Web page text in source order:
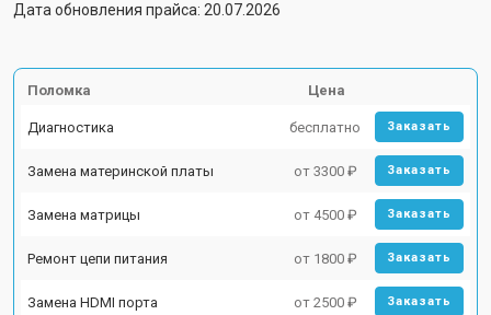
Дата обновления прайса: 20.07.2026
Поломка Цена
Диагностика бесплатно Заказать
Замена материнской платы от 3300 ₽ Заказать
Замена матрицы от 4500 ₽ Заказать
Ремонт цепи питания от 1800 ₽ Заказать
Замена HDMI порта от 2500 ₽ Заказать